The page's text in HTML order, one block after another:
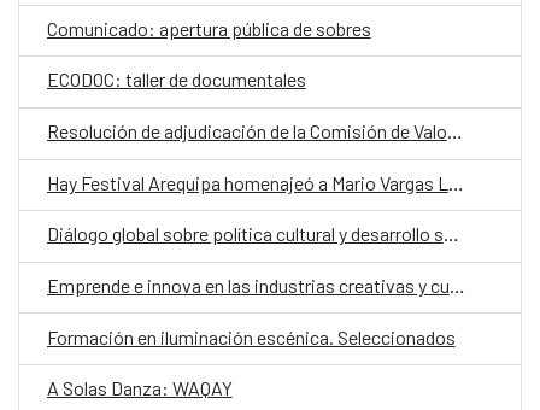
Comunicado: apertura pública de sobres
ECODOC: taller de documentales
Resolución de adjudicación de la Comisión de Valoración
Diálogo global sobre política cultural y desarrollo sostenible
Emprende e innova en las industrias creativas y culturales
Formación en iluminación escénica. Seleccionados
A Solas Danza: WAQAY